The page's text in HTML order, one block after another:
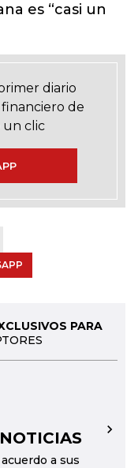
es “casi un
diario
de
un clic
PARA
a sus
→